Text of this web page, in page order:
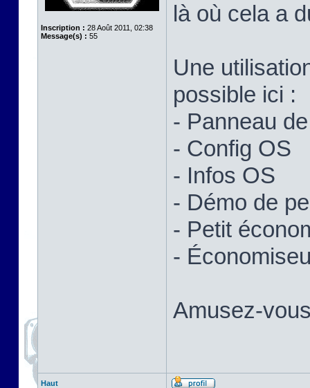
Inscription : 28 Août 2011, 02:38
Message(s) : 55
là où cela a
Une
possible ici :
- Panneau
- Config OS
- Infos OS
- Démo de
- Petit
-
Amusez-
Haut